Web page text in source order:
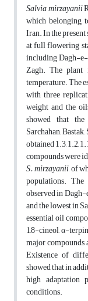
Salvia mirzayanii
which belonging
Iran. In the
at full flowering
including Dagh-e-
Zagh. The plant
temperature. The
with three
weight and the
showed that
Sarchahan,
obtained 1.3, 1.2,
compounds were
S. mirzayanii, of
populations.
observed in
and the lowest in
essential oil
1,8-cineol, α-
major compounds
Existence of
showed that in
high
conditions.